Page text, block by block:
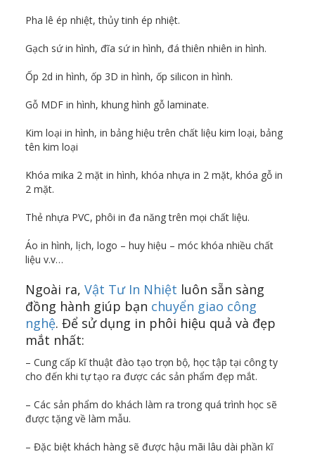
Pha lê ép nhiệt, thủy tinh ép nhiệt.
Gạch sứ in hình, đĩa sứ in hình, đá thiên nhiên in hình.
Ốp 2d in hình, ốp 3D in hình, ốp silicon in hình.
Gỗ MDF in hình, khung hình gỗ laminate.
Kim loại in hình, in bảng hiệu trên chất liệu kim loại, bảng
tên kim loại
Khóa mika 2 mặt in hình, khóa nhựa in 2 mặt, khóa gỗ in
2 mặt.
Thẻ nhựa PVC, phôi in đa năng trên mọi chất liệu.
Áo in hình, lịch, logo – huy hiệu – móc khóa nhiều chất
liệu v.v…
Ngoài ra, Vật Tư In Nhiệt luôn sẵn sàng
đồng hành giúp bạn chuyển giao công
nghệ. Để sử dụng in phôi hiệu quả và đẹp
mắt nhất:
– Cung cấp kĩ thuật đào tạo trọn bộ, học tập tại công ty
cho đến khi tự tạo ra được các sản phẩm đẹp mắt.
– Các sản phẩm do khách làm ra trong quá trình học sẽ
được tặng về làm mẫu.
– Đặc biệt khách hàng sẽ được hậu mãi lâu dài phần kĩ